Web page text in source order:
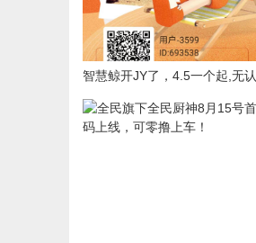
智慧鲸开JY了，4.5一个起,无认
证费，月产12，每天点签到看5
个广告即可。